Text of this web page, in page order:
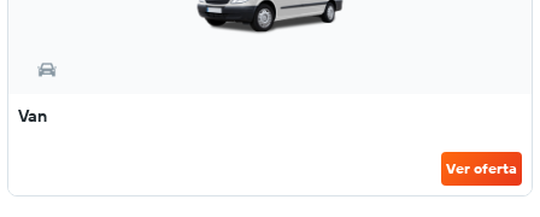
Van
Ver oferta